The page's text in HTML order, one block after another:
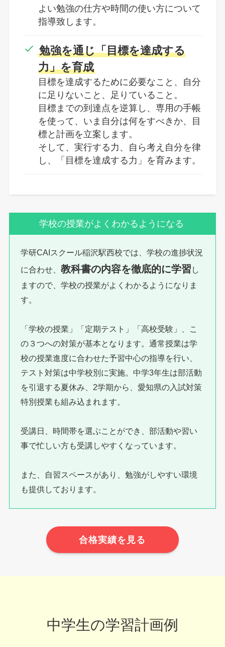
よい勉強の仕方や時間の使い方について
指導致します。
勉強を通じ「目標を達成する
力」を育成
目標を達成するために必要なこと、自分
に足りないこと、足りていること。
目標までの到達点を逆算し、専用の手帳
を使って、いま自分は何をすべきか、目
標と計画を立案します。
そして、実行する力、自ら考え自分を律
し、「目標を達成する力」を育みます。
学校の授業がよくわかるようになる
学研CAIスクール稲沢駅西校では、学校の進捗状況
に合わせ、教科書の内容を徹底的に学習 し
ますので、学校の授業がよくわかるようになりま
す。
「学校の授業」「定期テスト」「高校受験」、こ
の３つへの対策が基本となります。通常授業は学
校の授業進度に合わせた予習中心の指導を行い、
テスト対策は中学校別に実施。中学3年生は部活動
を引退する夏休み、2学期から、愛知県の入試対策
特別授業も組み込まれます。
受講日、時間帯を選ぶことができ、部活動や習い
事で忙しい方も受講しやすくなっています。
また、自習スペースがあり、勉強がしやすい環境
も提供しております。
合格実績を見る
中学生の学習計画例